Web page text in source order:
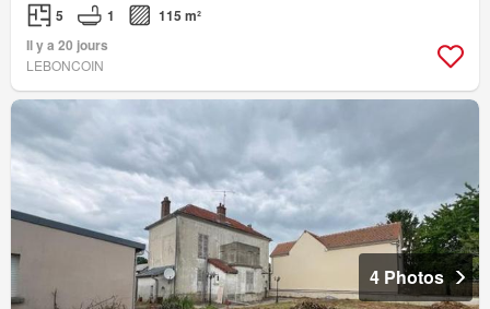
5 1
115 m²
Il y a 20 jours
LEBONCOIN
4 Photos